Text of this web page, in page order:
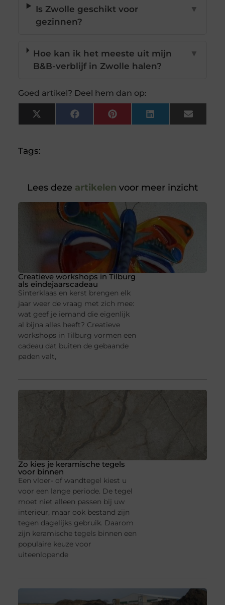
Is Zwolle geschikt voor
gezinnen?
▼
Hoe kan ik het meeste uit mijn
B&B-verblijf in Zwolle halen?
▼
Goed artikel? Deel hem dan op:
X
(Twitter)
FacebookPinterestLinkedInEmail
Tags:
Lees deze artikelen voor meer inzicht
Creatieve workshops in Tilburg
als eindejaarscadeau
Sinterklaas en kerst brengen elk
jaar weer de vraag met zich mee:
wat geef je iemand die eigenlijk
al bijna alles heeft? Creatieve
workshops in Tilburg vormen een
cadeau dat buiten de gebaande
paden valt,
Zo kies je keramische tegels
voor binnen
Een vloer- of wandtegel kiest u
voor een lange periode. De tegel
moet niet alleen passen bij uw
interieur, maar ook bestand zijn
tegen dagelijks gebruik. Daarom
zijn keramische tegels binnen een
populaire keuze voor
uiteenlopende